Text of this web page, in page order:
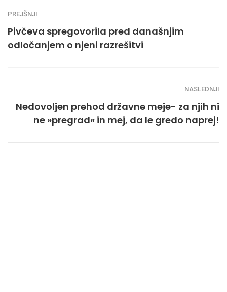
PREJŠNJI
Pivčeva spregovorila pred današnjim
odločanjem o njeni razrešitvi
NASLEDNJI
Nedovoljen prehod državne meje- za njih ni
ne »pregrad« in mej, da le gredo naprej!